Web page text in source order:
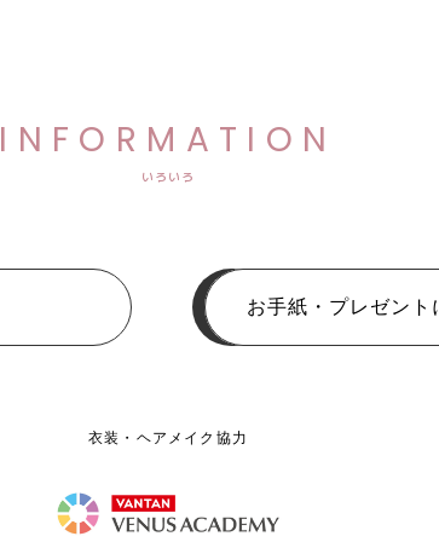
INFORMATION
いろいろ
お手紙・プレゼント
衣装・ヘアメイク協力